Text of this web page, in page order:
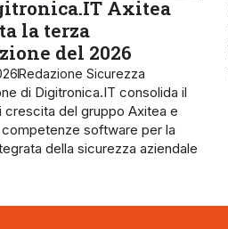
Axitea
la terza
del 2026
Redazione Sicurezza
di Digitronica.IT consolida il
crescita del gruppo Axitea e
software per la
della sicurezza aziendale